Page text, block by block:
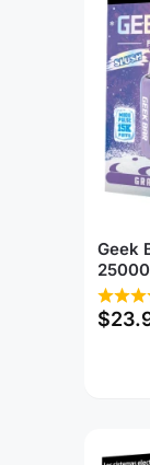
Geek
$